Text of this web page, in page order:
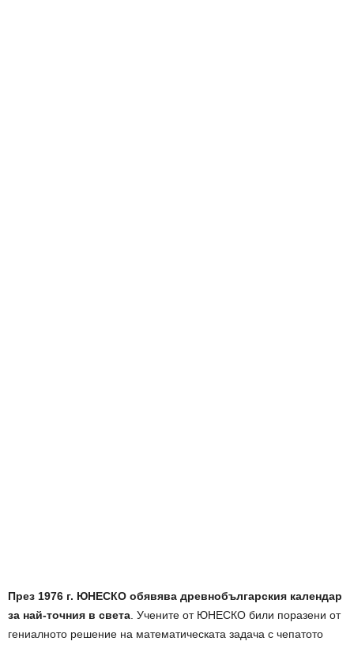
През 1976 г. ЮНЕСКО обявява древнобългарския календар
за най-точния в света . Учените от ЮНЕСКО били поразени от
гениалното решение на математическата задача с чепатото